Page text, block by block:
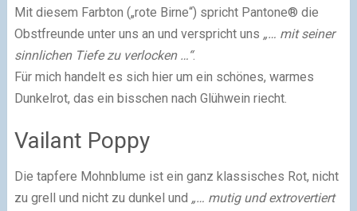
Mit diesem Farbton („rote Birne“) spricht Pantone® die
Obstfreunde unter uns an und verspricht uns „… mit seiner
sinnlichen Tiefe zu verlocken …“.
Für mich handelt es sich hier um ein schönes, warmes
Dunkelrot, das ein bisschen nach Glühwein riecht.
Vailant Poppy
Die tapfere Mohnblume ist ein ganz klassisches Rot, nicht
zu grell und nicht zu dunkel und „… mutig und extrovertiert